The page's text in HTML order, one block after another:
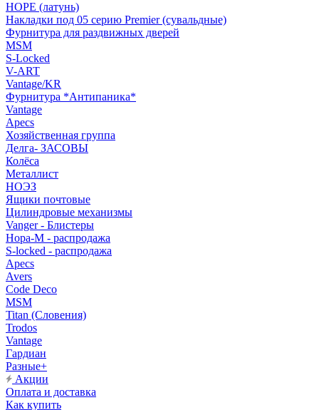
HOPE (латунь)
Накладки под 05 серию Premier (сувальдные)
Фурнитура для раздвижных дверей
MSM
S-Locked
V-ART
Vantage/KR
Фурнитура *Антипаника*
Vantage
Apecs
Хозяйственная группа
Делга- ЗАСОВЫ
Колёса
Металлист
НОЭЗ
Ящики почтовые
Цилиндровые механизмы
Vanger - Блистеры
Нора-М - распродажа
S-locked - распродажа
Apecs
Avers
Code Deco
MSM
Titan (Словения)
Trodos
Vantage
Гардиан
Разные+
Акции
Оплата и доставка
Как купить